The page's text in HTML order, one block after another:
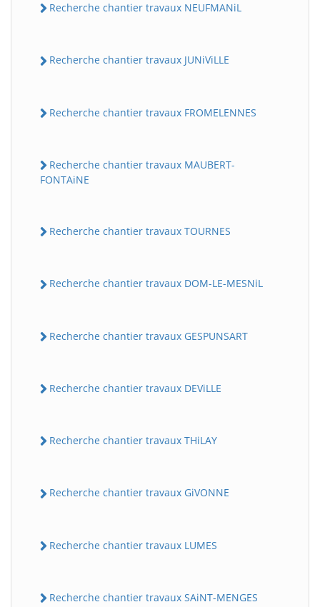
Recherche chantier travaux NEUFMANiL
Recherche chantier travaux JUNiViLLE
Recherche chantier travaux FROMELENNES
Recherche chantier travaux MAUBERT-
FONTAiNE
Recherche chantier travaux TOURNES
Recherche chantier travaux DOM-LE-MESNiL
Recherche chantier travaux GESPUNSART
Recherche chantier travaux DEViLLE
Recherche chantier travaux THiLAY
Recherche chantier travaux GiVONNE
Recherche chantier travaux LUMES
Recherche chantier travaux SAiNT-MENGES